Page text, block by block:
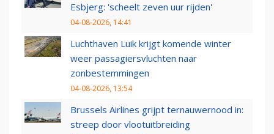
Esbjerg: 'scheelt zeven uur rijden'
04-08-2026, 14:41
Luchthaven Luik krijgt komende winter
weer passagiersvluchten naar
zonbestemmingen
04-08-2026, 13:54
Brussels Airlines grijpt ternauwernood in:
streep door vlootuitbreiding